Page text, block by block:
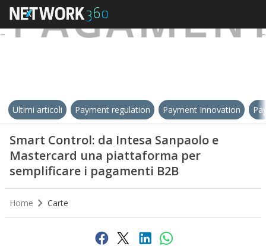
Ultimi articoli Payment regulation Payment Innovation
Smart Control: da Intesa Sanpaolo e
Mastercard una piattaforma per
semplificare i pagamenti B2B
Home Carte